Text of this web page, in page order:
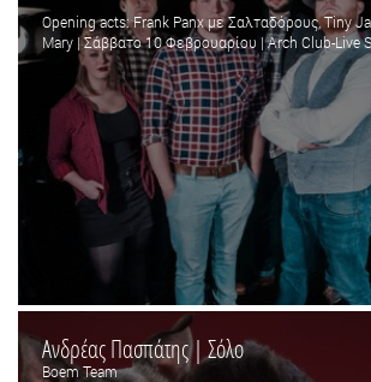
Opening acts: Frank Panx με Σαλταδόρους, Tiny
Mary | Σάββατο 10 Φεβρουαρίου | Arch Club-Live
Ανδρέας Πασπάτης | Σόλο
Boem Team